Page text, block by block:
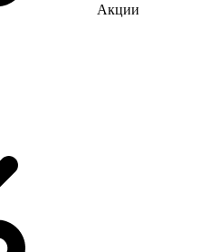
Акции